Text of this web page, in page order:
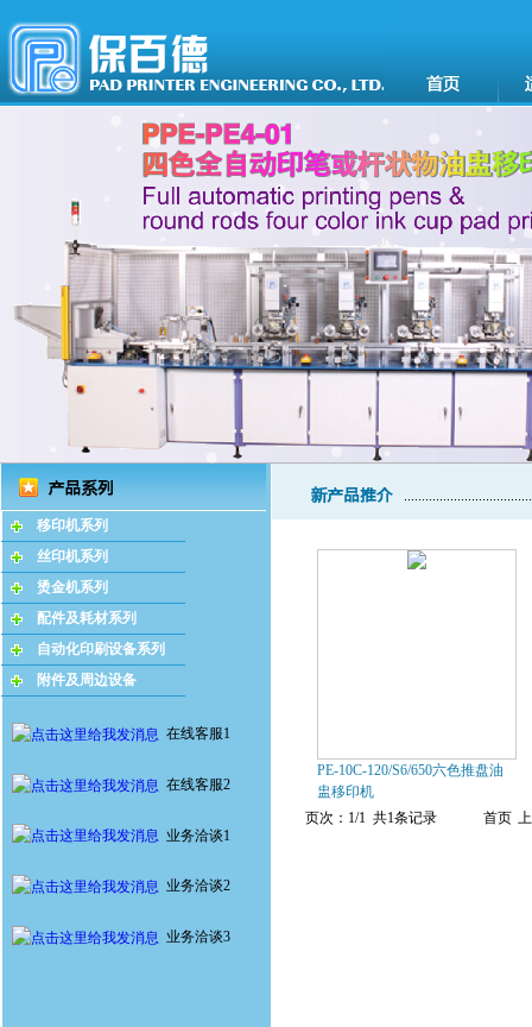
移印机系列
丝印机系列
烫金机系列
配件及耗材系列
自动化印刷设备系列
附件及周边设备
在线客服1
在线客服2
业务洽谈1
业务洽谈2
业务洽谈3
PE-10C-120/S6/650六色推盘油
盅移印机
页次：1/1 共1条记录
首页